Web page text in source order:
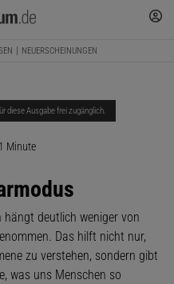
NEUERSCHEINUNGEN
diese Ausgabe frei zugänglich.
Minute
hängt deutlich weniger von
Das hilft nicht nur,
zu verstehen, sondern gibt
was uns Menschen so